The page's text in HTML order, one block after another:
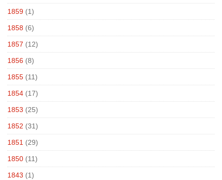
1859 (1)
1858 (6)
1857 (12)
1856 (8)
1855 (11)
1854 (17)
1853 (25)
1852 (31)
1851 (29)
1850 (11)
1843 (1)